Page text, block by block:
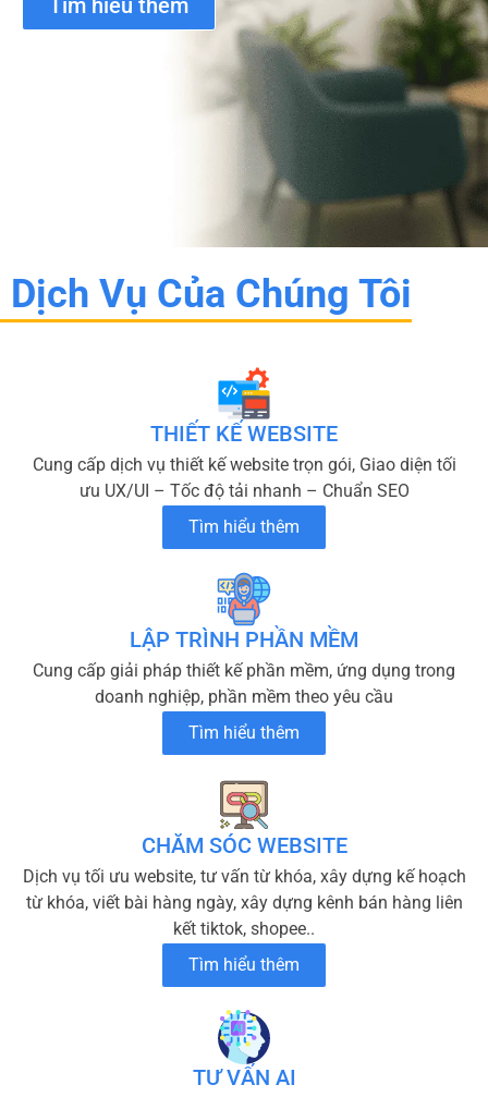
Tìm hiểu thêm
Dịch Vụ Của Chúng Tôi
THIẾT KẾ WEBSITE
Cung cấp dịch vụ thiết kế website trọn gói, Giao diện tối
ưu UX/UI – Tốc độ tải nhanh – Chuẩn SEO
Tìm hiểu thêm
LẬP TRÌNH PHẦN MỀM
Cung cấp giải pháp thiết kế phần mềm, ứng dụng trong
doanh nghiệp, phần mềm theo yêu cầu
Tìm hiểu thêm
CHĂM SÓC WEBSITE
Dịch vụ tối ưu website, tư vấn từ khóa, xây dựng kế hoạch
từ khóa, viết bài hàng ngày, xây dựng kênh bán hàng liên
kết tiktok, shopee..
Tìm hiểu thêm
TƯ VẤN AI